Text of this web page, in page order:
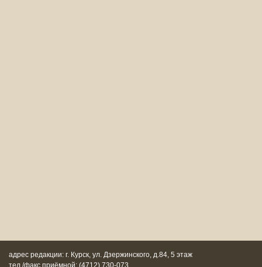
адрес редакции: г. Курск, ул. Дзержинского, д.84, 5 этаж
тел./факс приёмной: (4712) 730-073